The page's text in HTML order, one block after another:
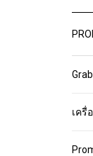
เครื่